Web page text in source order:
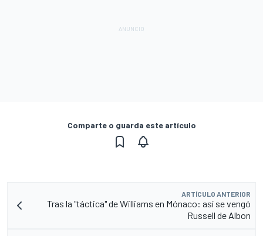
Comparte o guarda este artículo
ARTÍCULO ANTERIOR
Tras la "táctica" de Williams en Mónaco: así se vengó
Russell de Albon